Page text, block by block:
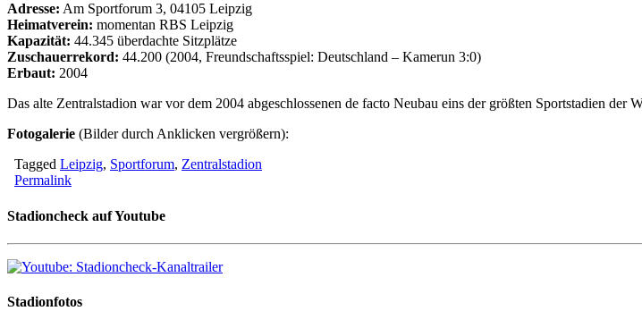
Adresse: Am Sportforum 3, 04105 Leipzig
Heimatverein: momentan RBS Leipzig
Kapazität: 44.345 überdachte Sitzplätze
Zuschauerrekord: 44.200 (2004, Freundschaftsspiel: Deutschland – Kamerun 3:0)
Erbaut: 2004
Das alte Zentralstadion war vor dem 2004 abgeschlossenen de facto Neubau eins der größten Sportstadien der
Fotogalerie (Bilder durch Anklicken vergrößern):
Tagged Leipzig, Sportforum, Zentralstadion
Permalink
Stadioncheck auf Youtube
Stadionfotos